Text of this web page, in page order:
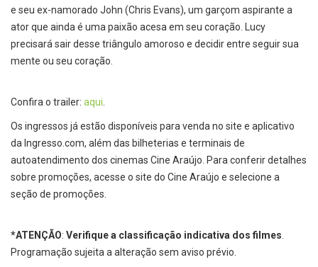
e seu ex-namorado John (Chris Evans), um garçom aspirante a
ator que ainda é uma paixão acesa em seu coração. Lucy
precisará sair desse triângulo amoroso e decidir entre seguir sua
mente ou seu coração.
Confira o trailer: aqui
Os ingressos já estão disponíveis para venda no site e aplicativo
da Ingresso.com, além das bilheterias e terminais de
autoatendimento dos cinemas Cine Araújo. Para conferir detalhes
sobre promoções, acesse o site do Cine Araújo e selecione a
seção de promoções.
*ATENÇÃO: Verifique a classificação indicativa dos filmes
Programação sujeita a alteração sem aviso prévio.